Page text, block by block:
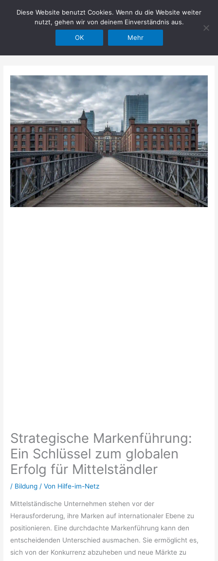
Hilfe im Netz
Strategische Markenführung:
Ein Schlüssel zum globalen
Erfolg für Mittelständler
/ Bildung / Von Hilfe-im-Netz
Mittelständische Unternehmen stehen vor der
Herausforderung, ihre Marken auf internationaler Ebene zu
positionieren. Eine durchdachte Markenführung kann den
entscheidenden Unterschied ausmachen. Sie ermöglicht es,
sich von der Konkurrenz abzuheben und neue Märkte zu
Diese Website benutzt Cookies. Wenn du die Website weiter
nutzt, gehen wir von deinem Einverständnis aus.
OK
Mehr